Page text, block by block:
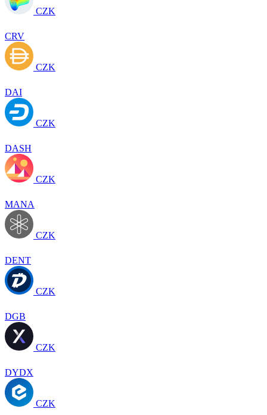
CZK
CRV
CZK
DAI
CZK
DASH
CZK
MANA
CZK
DENT
CZK
DGB
CZK
DYDX
CZK